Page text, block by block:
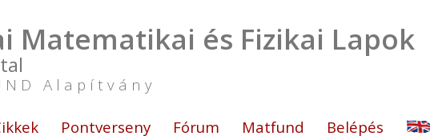
Matematikai és Fizikai Lapok
Alapítvány
Pontverseny Fórum Matfund Belépés